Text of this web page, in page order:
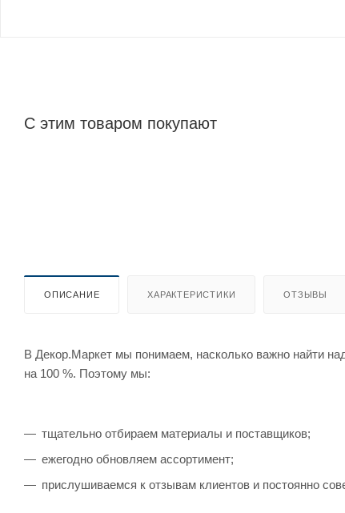
С этим товаром покупают
ОПИСАНИЕ ХАРАКТЕРИСТИКИ ОТЗЫВЫ
В Декор.Маркет мы понимаем, насколько важно найти
на 100 %. Поэтому мы:
тщательно отбираем материалы и поставщиков;
ежегодно обновляем ассортимент;
прислушиваемся к отзывам клиентов и постоянно